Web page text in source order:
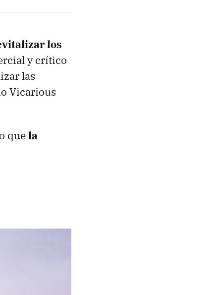
los
y crítico
las
Vicarious
quela